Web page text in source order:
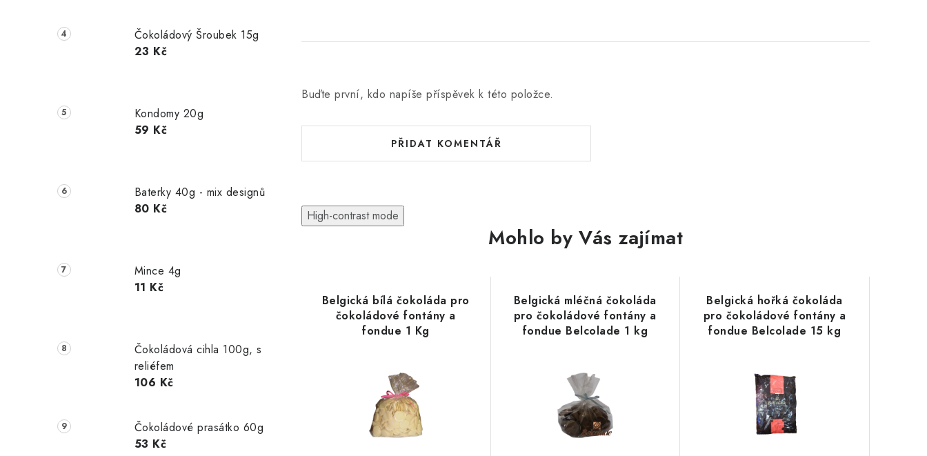
Čokoládový Šroubek 15g
23 Kč
Kondomy 20g
59 Kč
Baterky 40g - mix designů
80 Kč
Mince 4g
11 Kč
Čokoládová cihla 100g, s
reliéfem
106 Kč
Čokoládové prasátko 60g
53 Kč
Buďte první, kdo napíše příspěvek k této položce.
PŘIDAT KOMENTÁŘ
High-contrast mode
Mohlo by Vás zajímat
Belgická bílá čokoláda pro
čokoládové fontány a
fondue 1 Kg
Belgická mléčná čokoláda
pro čokoládové fontány a
fondue Belcolade 1 kg
Belgická hořká čokoláda
pro čokoládové fontány a
fondue Belcolade 15 kg